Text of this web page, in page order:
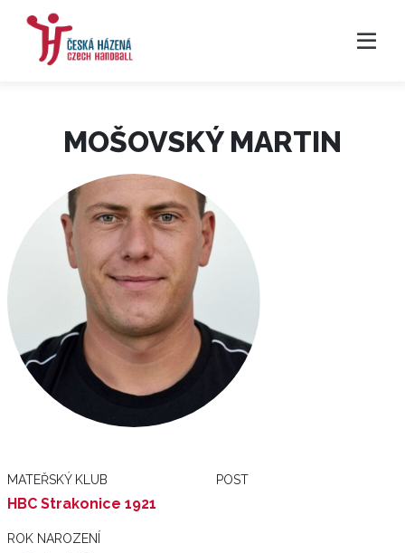
MOŠOVSKÝ MARTIN
MATEŘSKÝ KLUB
HBC Strakonice 1921
POST
ROK NAROZENÍ